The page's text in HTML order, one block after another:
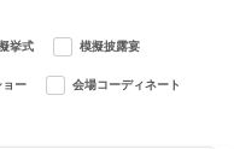
挙式 模擬披露宴
ョー 会場コーディネート